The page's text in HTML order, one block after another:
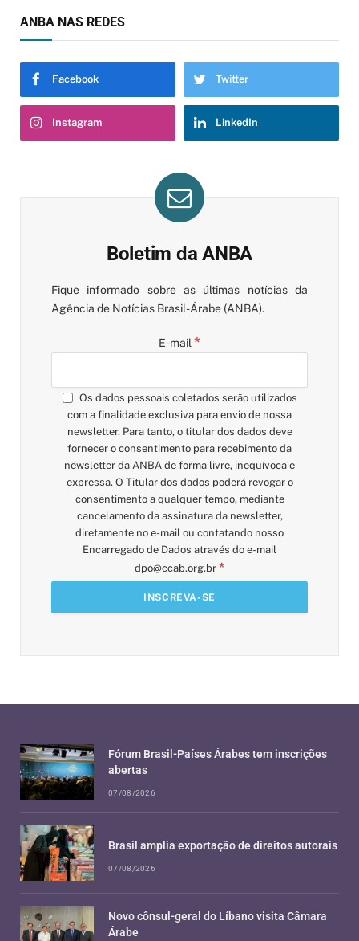
ANBA NAS REDES
Facebook Twitter
Instagram LinkedIn
Boletim da ANBA
Fique informado sobre as últimas notícias da
Agência de Notícias Brasil-Árabe (ANBA).
E-mail*
Os dados pessoais coletados serão utilizados
com a finalidade exclusiva para envio de nossa
newsletter. Para tanto, o titular dos dados deve
fornecer o consentimento para recebimento da
newsletter da ANBA de forma livre, inequívoca e
expressa. O Titular dos dados poderá revogar o
consentimento a qualquer tempo, mediante
cancelamento da assinatura da newsletter,
diretamente no e-mail ou contatando nosso
Encarregado de Dados através do e-mail
dpo@ccab.org.br *
Fórum Brasil-Países Árabes tem inscrições
abertas
07/08/2026
Brasil amplia exportação de direitos autorais
07/08/2026
Novo cônsul-geral do Líbano visita Câmara
Árabe